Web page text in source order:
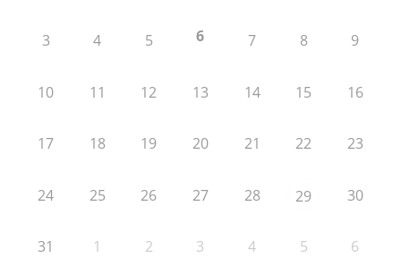
3 4 5 6 7 8 9
10 11 12 13 14 15 16
17 18 19 20 21 22 23
24 25 26 27 28 29 30
31 1 2 3 4 5 6